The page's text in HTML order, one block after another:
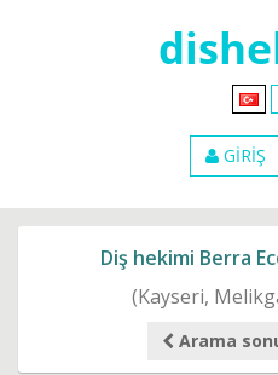
GİRİŞ
Diş hekimi Berra
(Kayseri,
Arama